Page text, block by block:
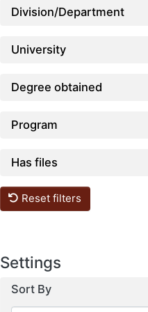
Division/Department
University
Degree obtained
Program
Has files
Reset filters
Settings
Sort By